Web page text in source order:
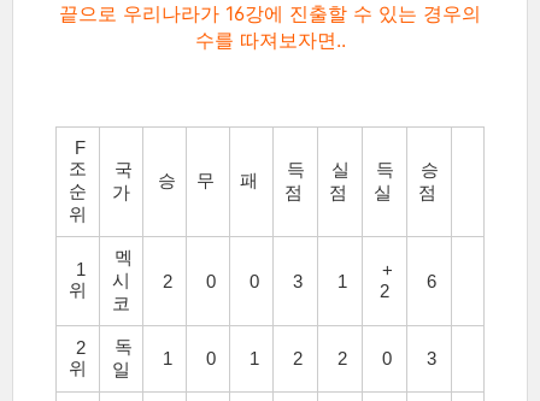
끝으로 우리나라가 16강에 진출할 수 있는 경우의
수를 따져보자면..
F
조
순
위
국
가
승 무 패
득
점
실
점
득
실
승
점
1
위
멕
시
코
2 0 0 3 1
+
2
6
2
위
독
일
1 0 1 2 2 0 3